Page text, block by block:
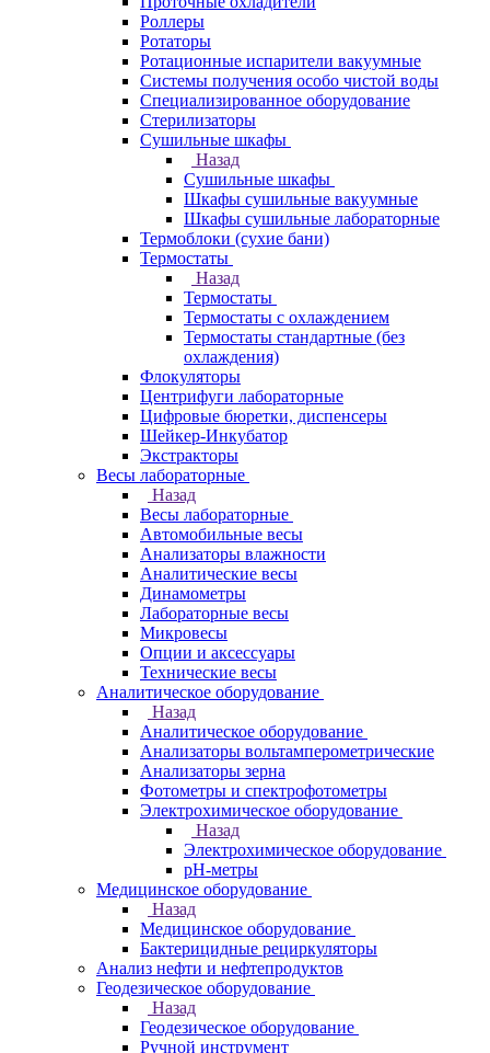
Роллеры
Ротаторы
Ротационные испарители вакуумные
Системы получения особо чистой воды
Специализированное оборудование
Стерилизаторы
Сушильные шкафы
Назад
Сушильные шкафы
Шкафы сушильные вакуумные
Шкафы сушильные лабораторные
Термоблоки (сухие бани)
Термостаты
Назад
Термостаты
Термостаты с охлаждением
Термостаты стандартные (без
охлаждения)
Флокуляторы
Центрифуги лабораторные
Цифровые бюретки, диспенсеры
Шейкер-Инкубатор
Экстракторы
Весы лабораторные
Назад
Весы лабораторные
Автомобильные весы
Анализаторы влажности
Аналитические весы
Динамометры
Лабораторные весы
Микровесы
Опции и аксессуары
Технические весы
Аналитическое оборудование
Назад
Аналитическое оборудование
Анализаторы вольтамперометрические
Анализаторы зерна
Фотометры и спектрофотометры
Электрохимическое оборудование
Назад
Электрохимическое оборудование
pH-метры
Медицинское оборудование
Назад
Медицинское оборудование
Бактерицидные рециркуляторы
Анализ нефти и нефтепродуктов
Геодезическое оборудование
Назад
Геодезическое оборудование
Ручной инструмент